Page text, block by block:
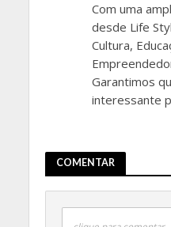
Com uma
desde Life
Cultura,
Garantimos
interessante
COMENTAR